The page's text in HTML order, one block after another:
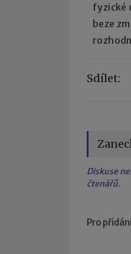
fyzické
beze
Sdílet:
Diskuse
čtenářů.
Pro